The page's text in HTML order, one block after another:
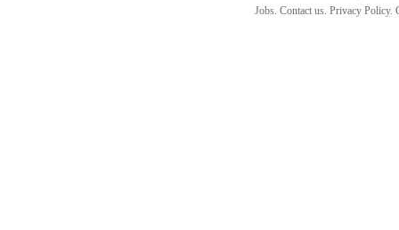
Jobs. Contact us. Privacy